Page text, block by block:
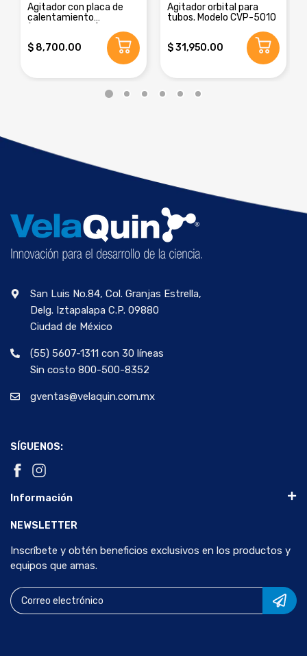
Agitador con placa de
calentamiento
$ 8,700.00
Agitador orbital para
tubos. Modelo CVP-5010
$ 31,950.00
San Luis No.84, Col. Granjas Estrella,
Delg. Iztapalapa C.P. 09880
Ciudad de México
(55) 5607-1311 con 30 líneas
Sin costo 800-500-8352
gventas@velaquin.com.mx
SÍGUENOS:
Información
NEWSLETTER
Inscríbete y obtén beneficios exclusivos en los productos y
equipos que amas.